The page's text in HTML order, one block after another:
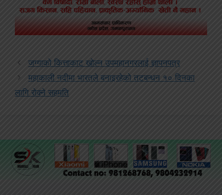
जग्गाको कित्ताकाट खोल्न उपमहानगरलाई ज्ञापनपत्र
महाकाली नदीमा भारतले बनाइरहेको तटबन्धन १० दिनका
लागि रोक्ने सहमति